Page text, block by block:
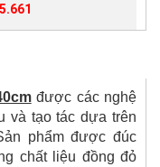
được các nghệ
và tạo tác dựa trên
phẩm được đúc
chất liệu đồng đỏ